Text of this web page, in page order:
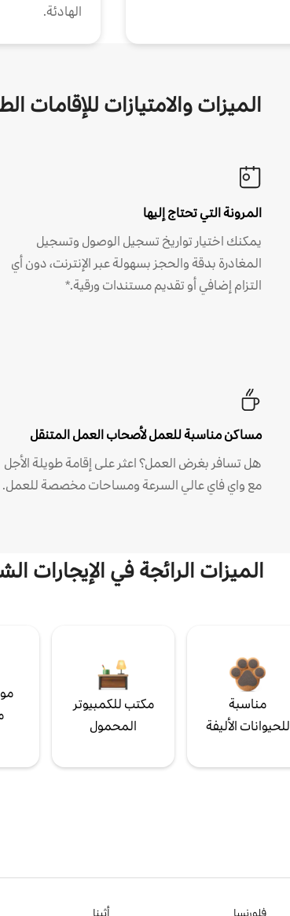
الهادئة.
الميزات والامتيازات للإقامات
المرونة التي تحتاج إليها
يمكنك اختيار تواريخ تسجيل الوصول وتسجيل
المغادرة بدقة والحجز بسهولة عبر الإنترنت، دون أي
التزام إضافي أو تقديم مستندات ورقية.*
مساكن مناسبة للعمل لأصحاب العمل المتنقل
هل تسافر بغرض العمل؟ اعثر على إقامة طويلة الأجل
مع واي فاي عالي السرعة ومساحات مخصصة للعمل.
الميزات الرائجة في الإيجارات
مناسبة
للحيوانات الأليفة
مكتب للكمبيوتر
المحمول
فلورنسا أثينا